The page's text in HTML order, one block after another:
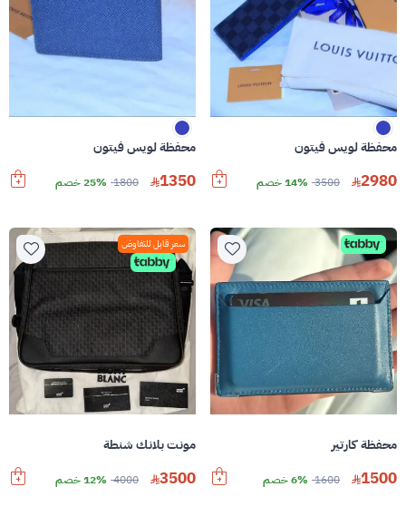
محفظة لويس فيتون
2980
3500 14% خصم
محفظة لويس فيتون
1350
1800 25% خصم
محفظة كارتير
1500
1600 6% خصم
سعر قابل للتفاوض
مونت بلانك شنطة
3500
4000 12% خصم